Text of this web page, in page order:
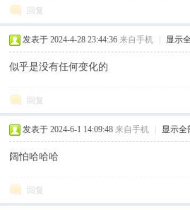
回复
发表于 2024-4-28 23:44:36 来自手机 显示
似乎是没有任何变化的
回复
发表于 2024-6-1 14:09:48 来自手机 显示全
阔怕哈哈哈
回复